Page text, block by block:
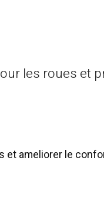
les roues et
et ameliorer le